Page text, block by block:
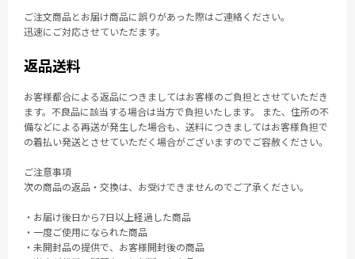
ご注文商品とお届け商品に誤りがあった際はご連絡ください。
迅速にご対応させていただます。
返品送料
お客様都合による返品につきましてはお客様のご負担とさせていただき
ます。不良品に該当する場合は当方で負担いたします。 また、住所の不
備などによる再送が発生した場合も、送料につきましてはお客様負担で
の着払い発送とさせていただく場合がございますのでご容赦ください。
ご注意事項
次の商品の返品・交換は、お受けできませんのでご了承ください。
・お届け後日から7日以上経過した商品
・一度ご使用になられた商品
・未開封品の提供で、お客様開封後の商品